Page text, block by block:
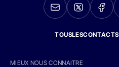
MIEUX NOUS CONNAITRE